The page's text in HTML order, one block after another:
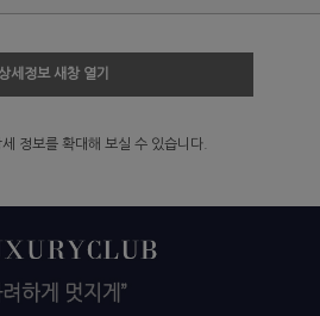
세정보 새창 열기
세 정보를 확대해 보실 수 있습니다.